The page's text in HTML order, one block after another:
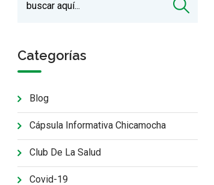
Categorías
Blog
Cápsula Informativa Chicamocha
Club De La Salud
Covid-19